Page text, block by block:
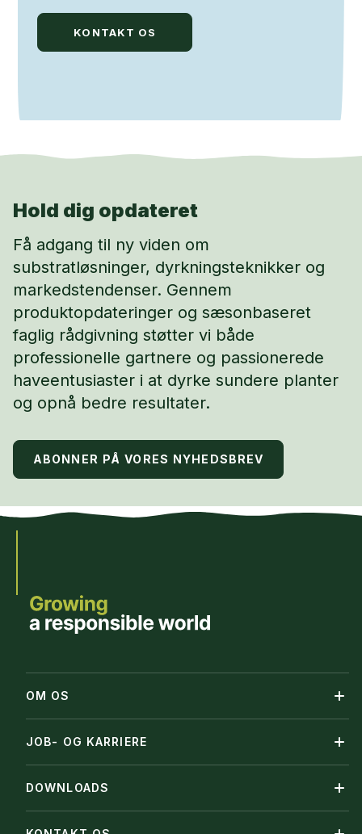
KONTAKT OS
Hold dig opdateret
Få adgang til ny viden om
substratløsninger, dyrkningsteknikker og
markedstendenser. Gennem
produktopdateringer og sæsonbaseret
faglig rådgivning støtter vi både
professionelle gartnere og passionerede
haveentusiaster i at dyrke sundere planter
og opnå bedre resultater.
ABONNER PÅ VORES NYHEDSBREV
OM OS
JOB- OG KARRIERE
DOWNLOADS